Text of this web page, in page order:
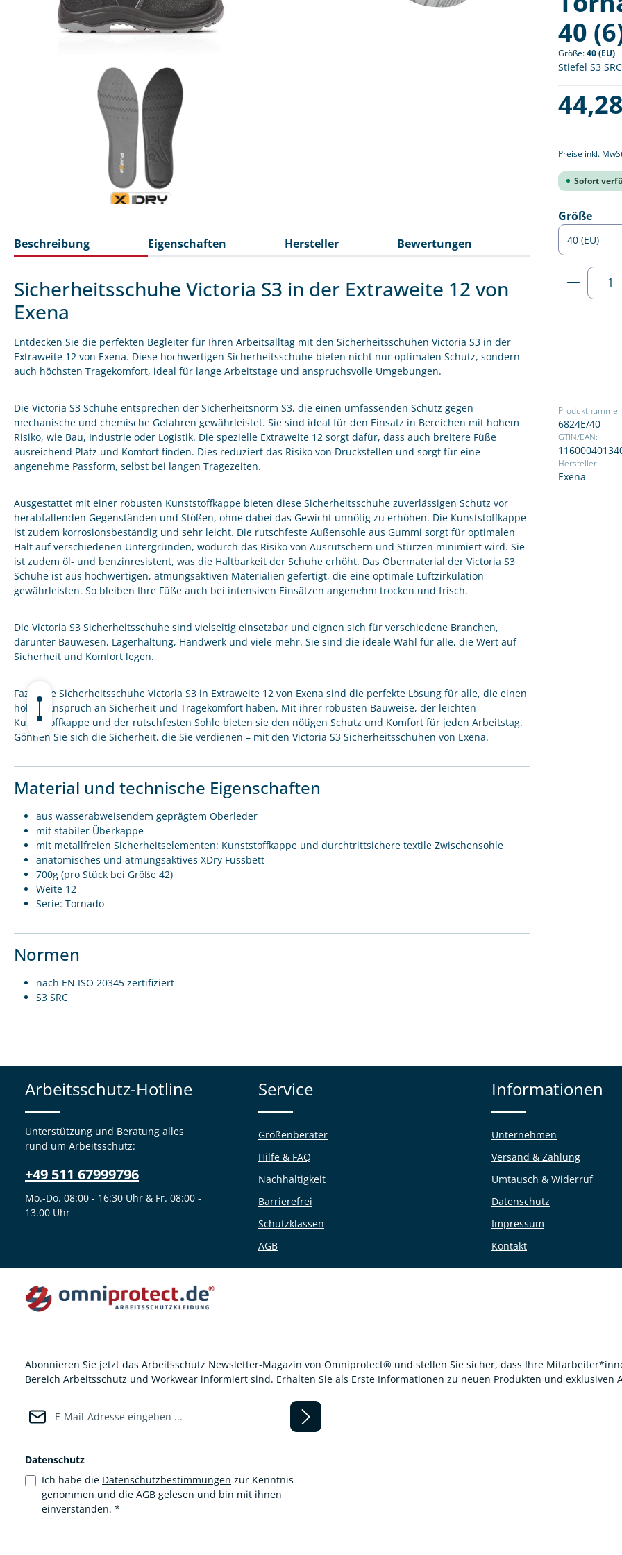
40
Größe:40 (EU)
Stiefel S3
Preise inkl.
Sofort
Größe
6824E/40
GTIN/EAN:
Hersteller:
Exena
Beschreibung Eigenschaften Hersteller Bewertungen
Sicherheitsschuhe Victoria S3 in der Extraweite 12 von
Exena
Entdecken Sie die perfekten Begleiter für Ihren Arbeitsalltag mit den Sicherheitsschuhen Victoria S3 in der
Extraweite 12 von Exena. Diese hochwertigen Sicherheitsschuhe bieten nicht nur optimalen Schutz, sondern
auch höchsten Tragekomfort, ideal für lange Arbeitstage und anspruchsvolle Umgebungen.
Die Victoria S3 Schuhe entsprechen der Sicherheitsnorm S3, die einen umfassenden Schutz gegen
mechanische und chemische Gefahren gewährleistet. Sie sind ideal für den Einsatz in Bereichen mit hohem
Risiko, wie Bau, Industrie oder Logistik. Die spezielle Extraweite 12 sorgt dafür, dass auch breitere Füße
ausreichend Platz und Komfort finden. Dies reduziert das Risiko von Druckstellen und sorgt für eine
angenehme Passform, selbst bei langen Tragezeiten.
Ausgestattet mit einer robusten Kunststoffkappe bieten diese Sicherheitsschuhe zuverlässigen Schutz vor
herabfallenden Gegenständen und Stößen, ohne dabei das Gewicht unnötig zu erhöhen. Die Kunststoffkappe
ist zudem korrosionsbeständig und sehr leicht. Die rutschfeste Außensohle aus Gummi sorgt für optimalen
Halt auf verschiedenen Untergründen, wodurch das Risiko von Ausrutschern und Stürzen minimiert wird. Sie
ist zudem öl- und benzinresistent, was die Haltbarkeit der Schuhe erhöht. Das Obermaterial der Victoria S3
Schuhe ist aus hochwertigen, atmungsaktiven Materialien gefertigt, die eine optimale Luftzirkulation
gewährleisten. So bleiben Ihre Füße auch bei intensiven Einsätzen angenehm trocken und frisch.
Die Victoria S3 Sicherheitsschuhe sind vielseitig einsetzbar und eignen sich für verschiedene Branchen,
darunter Bauwesen, Lagerhaltung, Handwerk und viele mehr. Sie sind die ideale Wahl für alle, die Wert auf
Sicherheit und Komfort legen.
Fazit: Die Sicherheitsschuhe Victoria S3 in Extraweite 12 von Exena sind die perfekte Lösung für alle, die einen
hohen Anspruch an Sicherheit und Tragekomfort haben. Mit ihrer robusten Bauweise, der leichten
Kunststoffkappe und der rutschfesten Sohle bieten sie den nötigen Schutz und Komfort für jeden Arbeitstag.
Gönnen Sie sich die Sicherheit, die Sie verdienen – mit den Victoria S3 Sicherheitsschuhen von Exena.
Material und technische Eigenschaften
aus wasserabweisendem geprägtem Oberleder
mit stabiler Überkappe
mit metallfreien Sicherheitselementen: Kunststoffkappe und durchtrittsichere textile Zwischensohle
anatomisches und atmungsaktives XDry Fussbett
700g (pro Stück bei Größe 42)
Weite 12
Serie: Tornado
Normen
nach EN ISO 20345 zertifiziert
S3 SRC
Arbeitsschutz-Hotline
Unterstützung und Beratung alles
rund um Arbeitsschutz:
+49 511 67999796
Mo.-Do. 08:00 - 16:30 Uhr & Fr. 08:00 -
13.00 Uhr
Service
Größenberater
Hilfe & FAQ
Nachhaltigkeit
Barrierefrei
Schutzklassen
AGB
Informationen
Unternehmen
Versand & Zahlung
Umtausch & Widerruf
Datenschutz
Impressum
Kontakt
Abonnieren Sie jetzt das Arbeitsschutz Newsletter-Magazin von Omniprotect® und stellen Sie sicher, dass Ihre
Bereich Arbeitsschutz und Workwear informiert sind. Erhalten Sie als Erste Informationen zu neuen Produkten und exklusiven
Datenschutz
Ich habe die Datenschutzbestimmungen zur Kenntnis
genommen und die AGB gelesen und bin mit ihnen
einverstanden. *